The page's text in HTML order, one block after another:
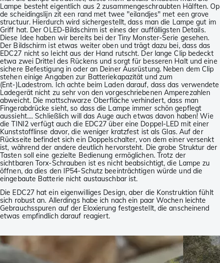
Lampe besteht eigentlich aus 2 zusammengeschraubten Hälften. Op
de scheidingslijn zit een rand met twee "eilandjes" met een grove
structuur. Hierdurch wird sichergestellt, dass man die Lampe gut im
Griff hat. Der OLED-Bildschirm ist eines der auffälligsten Details.
Diese Idee haben wir bereits bei der Tiny Monster-Serie gesehen.
Der Bildschirm ist etwas weiter oben und trägt dazu bei, dass das
EDC27 nicht so leicht aus der Hand rutscht. Der lange Clip bedeckt
etwa zwei Drittel des Rückens und sorgt für besseren Halt und eine
sichere Befestigung in oder an Deiner Ausrüstung. Neben dem Clip
stehen einige Angaben zur Batteriekapazität und zum
(Ent-)Ladestrom. Ich achte beim Laden darauf, dass das verwendete
Ladegerät nicht zu sehr von den vorgeschriebenen Amperezahlen
abweicht. Die mattschwarze Oberfläche verhindert, dass man
Fingerabdrücke sieht, so dass die Lampe immer schön gepflegt
aussieht.... Schließlich will das Auge auch etwas davon haben! Wie
die TINI2 verfügt auch die EDC27 über eine Doppel-LED mit einer
Kunststofflinse davor, die weniger kratzfest ist als Glas. Auf der
Rückseite befindet sich ein Doppelschalter, von dem einer versenkt
ist, während der andere deutlich hervorsteht. Die grobe Struktur der
Tasten soll eine gezielte Bedienung ermöglichen. Trotz der
sichtbaren Torx-Schrauben ist es nicht beabsichtigt, die Lampe zu
öffnen, da dies den IP54-Schutz beeinträchtigen würde und die
eingebaute Batterie nicht austauschbar ist.
Die EDC27 hat ein eigenwilliges Design, aber die Konstruktion fühlt
sich robust an. Allerdings habe ich nach ein paar Wochen leichte
Gebrauchsspuren auf der Eloxierung festgestellt, die anscheinend
etwas empfindlich darauf reagiert.